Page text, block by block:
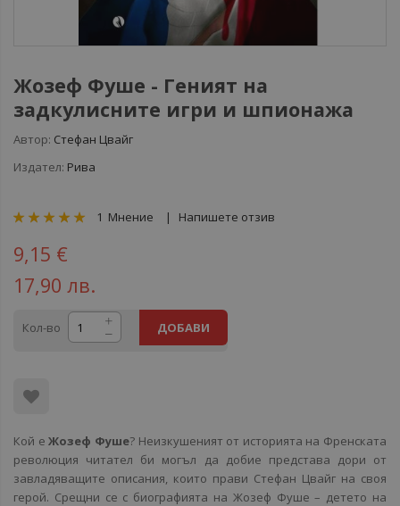
Жозеф Фуше - Геният на
задкулисните игри и шпионажа
Автор: Стефан Цвайг
Издател: Рива
рейтинг:
1 Мнение Напишете отзив
9,15 €
17,90 лв.
Кол-во ДОБАВИ
Кой еЖозеф Фуше? Неизкушеният от историята на Френската
революция читател би могъл да добие представа дори от
завладяващите описания, които прави Стефан Цвайг на своя
герой. Срещни се с биографията на Жозеф Фуше – детето на